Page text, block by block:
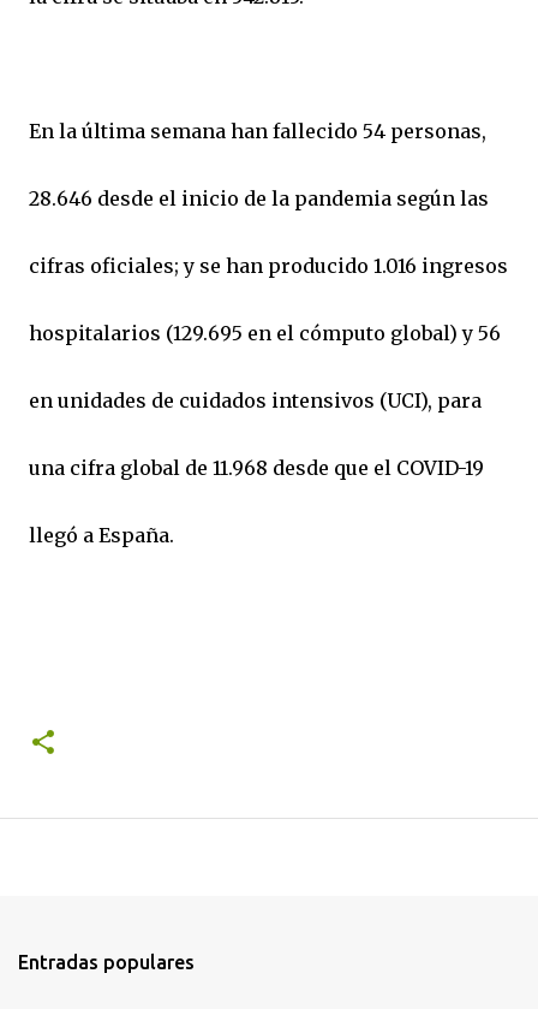
En la última semana han fallecido 54 personas,
28.646 desde el inicio de la pandemia según las
cifras oficiales; y se han producido 1.016 ingresos
hospitalarios (129.695 en el cómputo global) y 56
en unidades de cuidados intensivos (UCI), para
una cifra global de 11.968 desde que el COVID-19
llegó a España.
Entradas populares